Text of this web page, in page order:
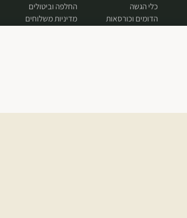
כלי הגשה
הדומים וכורסאות
החלפה וביטולים
מדיניות משלוחים